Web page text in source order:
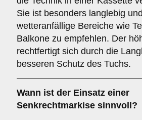
Sie ist besonders langlebig
wetteranfällige Bereiche wie
Balkone zu empfehlen. Der
rechtfertigt sich durch die
besseren Schutz des Tuchs.
Wann ist der Einsatz einer
Senkrechtmarkise sinnvoll?